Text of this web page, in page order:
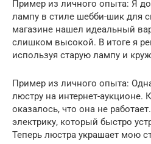
Пример из личного опыта: Я
лампу в стиле шебби-шик для
магазине нашел идеальный
слишком высокой. В итоге я
используя старую лампу и
Пример из личного опыта:
люстру на интернет-аукционе.
оказалось, что она не
электрику, который быстро
Теперь люстра украшает мою